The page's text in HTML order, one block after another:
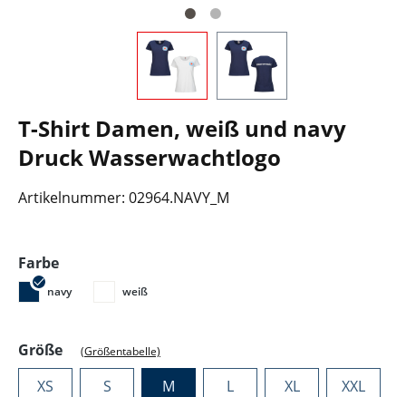
T-Shirt Damen, weiß und navy
Druck Wasserwachtlogo
Artikelnummer: 02964.NAVY_M
Farbeauswählen
navy weiß
Größeauswählen
(Größentabelle)
XS S M L XL XXL